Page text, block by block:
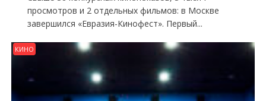
просмотров и 2 отдельных фильмов: в Москве
завершился «Евразия-Кинофест». Первый...
КИНО